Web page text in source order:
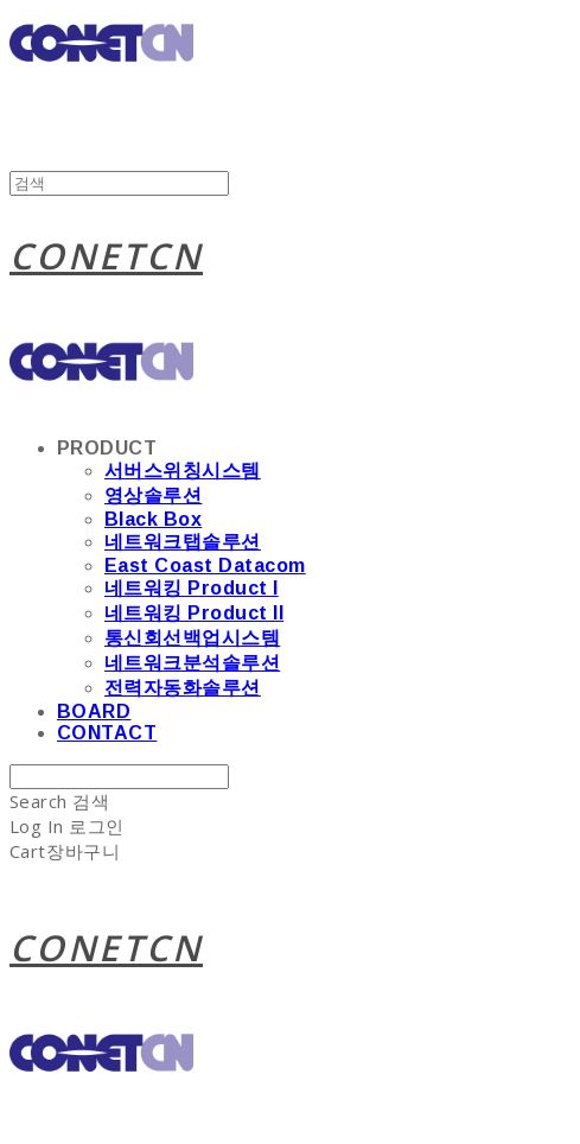
CONETCN
PRODUCT
서버스위칭시스템
영상솔루션
Black Box
네트워크탭솔루션
East Coast Datacom
네트워킹 Product I
네트워킹 Product II
통신회선백업시스템
네트워크분석솔루션
전력자동화솔루션
BOARD
CONTACT
Search 검색
Log In 로그인
Cart장바구니
CONETCN